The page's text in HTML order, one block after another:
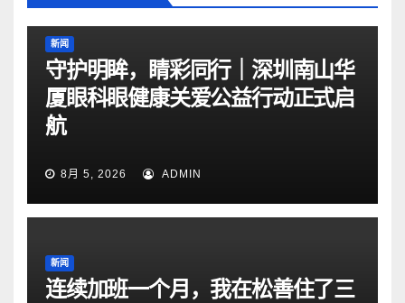
新闻
守护明眸，睛彩同行｜深圳南山华
厦眼科眼健康关爱公益行动正式启
航
8月 5, 2026 ADMIN
新闻
连续加班一个月，我在松善住了三